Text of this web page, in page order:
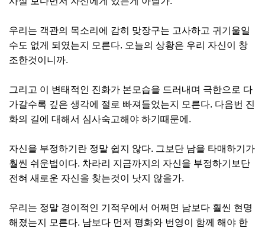
우리는 객관의 목소리에 감히 맞장구는 고사하고 귀기울일
수도 없게 되였는지 모른다. 오늘의 상황은 우리 자신이 창
조한것이니까.
그리고 이 변태적인 진화가 본모습을 드러내며 극한으로 다
가갈수록 깊은 생각에 절로 빠져들었는지 모른다. 다음번 진
화의 길에 대해서 심사숙고해야 하기때문에.
자신을 부정하기란 정말 쉽지 않다. 그보단 남을 타매하기가
훨씬 쉬운법이다. 차라리 지금까지의 자신을 부정하기보단
전혀 새로운 자신을 찾는것이 낫지 않을가.
우리는 정말 경이적인 기적우에서 어쩌면 남보다 훨씬 현명
해졌는지 모른다. 남보다 먼저 평화와 번영이 함께 해야 한